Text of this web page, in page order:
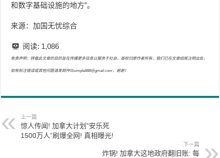
和数字基础设施的地方”。
来源：加国无忧综合
阅读: 1,086
免责声明：转载此文章的目的旨在传播更多信息以服务于社会，版权归原作者所有，我们已在文章结尾注明出处，
如有标注错误或其他问题请发邮件01simple888@gmail.com，谢谢！
上一篇
惊人传闻! 加拿大计划”安乐死
1500万人”刷爆全网! 真相曝光!
下一篇
炸锅! 加拿大这地政府翻旧账: 每